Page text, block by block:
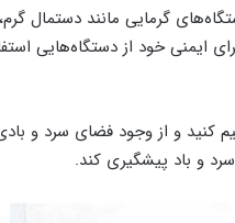
گرمایی مانند دستمال
ایمنی خود از دستگاه‌هایی
کنید و از وجود فضای سرد و
و باد پیشگیری کند.